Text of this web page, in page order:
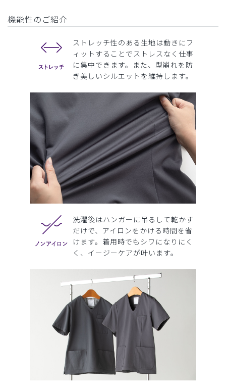
機能性のご紹介
ストレッチ性のある生地は動きにフ
ィットすることでストレスなく仕事
に集中できます。また、型崩れを防
ぎ美しいシルエットを維持します。
洗濯後はハンガーに吊るして乾かす
だけで、アイロンをかける時間を省
けます。着用時でもシワになりにく
く、イージーケアが叶います。